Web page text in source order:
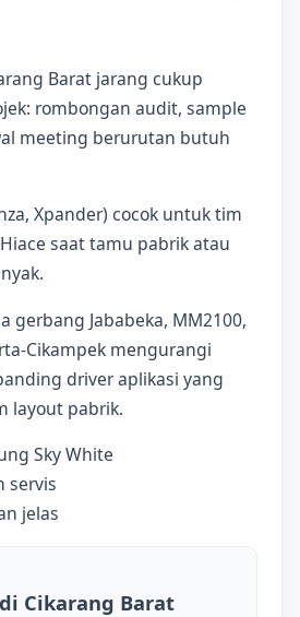
Barat jarang cukup
rombongan audit, sample
meeting berurutan butuh
Xpander) cocok untuk tim
saat tamu pabrik atau
gerbang Jababeka, MM2100,
Cikampek mengurangi
driver aplikasi yang
layout pabrik.
Sky White
servis
jelas
Cikarang Barat